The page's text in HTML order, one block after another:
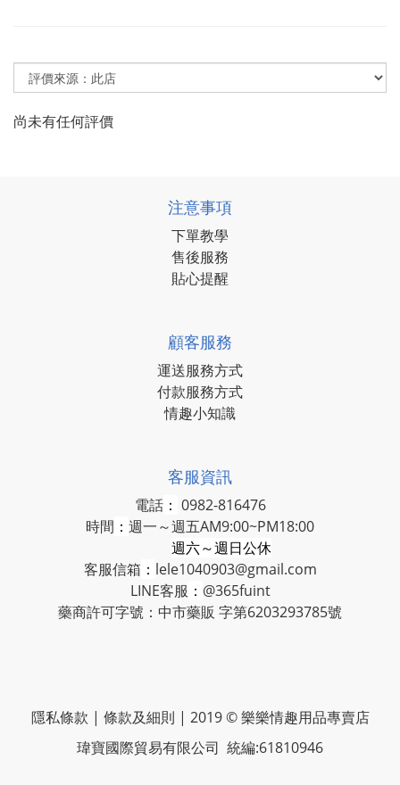
尚未有任何評價
注意事項
下單教學
售後服務
貼心提醒
顧客服務
運送服務方式
付款服務方式
情趣小知識
客服資訊
電話： 0982-816476
時間 ： 週一～週五AM9:00~PM18:00
週六～週日公休
客服信箱 ： lele1040903@gmail.com
LINE客服 ： @365fuint
藥商許可字號：中市藥販 字第6203293785號
隱私條款 | 條款及細則 | 2019 © 樂樂情趣用品專賣店
瑋寶國際貿易有限公司 統編:61810946